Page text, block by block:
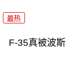
最热
F-35真被波